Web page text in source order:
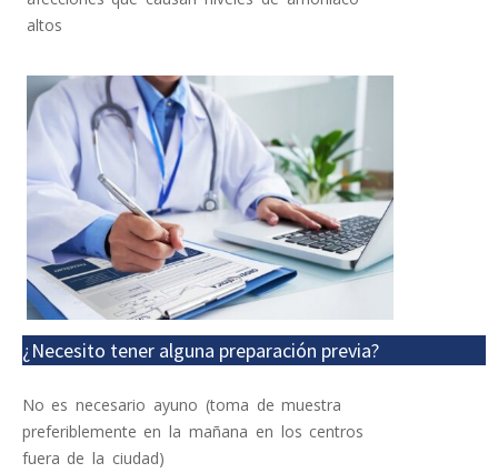
altos
¿Necesito tener alguna preparación previa?
No es necesario ayuno (toma de muestra
preferiblemente en la mañana en los centros
fuera de la ciudad)